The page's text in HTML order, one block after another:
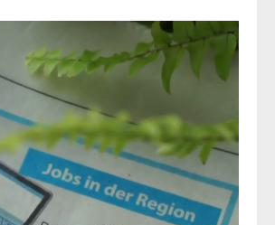
Player